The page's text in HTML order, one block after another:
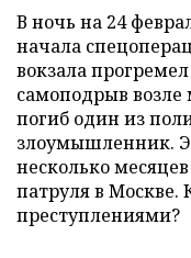
В ночь на 24
начала
вокзала
самоподрыв
погиб один из
злоумышленник.
несколько
патруля в Москве.
преступлениями?